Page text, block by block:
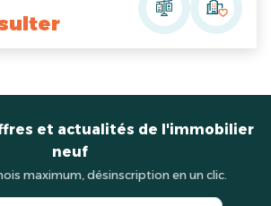
et actualités de l'immobilier
neuf
maximum, désinscription en un clic.